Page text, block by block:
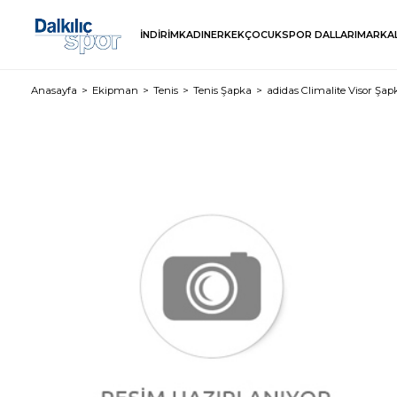
İNDİRİMKADINERKEKÇOCUKSPOR DALLARI
Anasayfa Ekipman Tenis Tenis Şapka adidas Climalite Visor